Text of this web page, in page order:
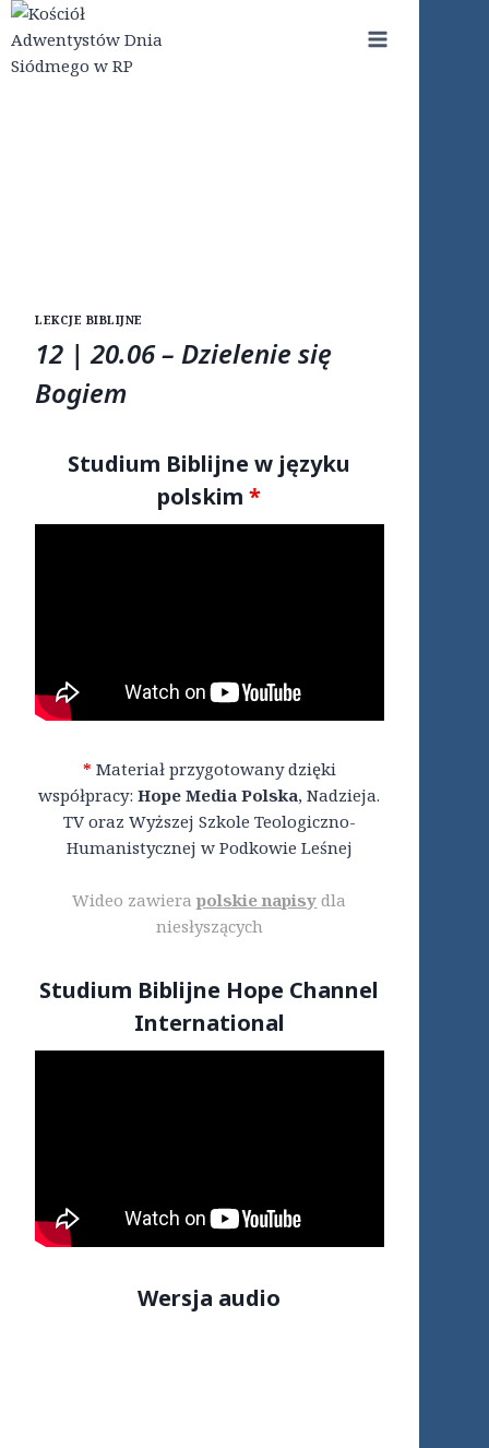
Przejdź
do
treści
LEKCJE BIBLIJNE
12 | 20.06 – Dzielenie się
Bogiem
Studium Biblijne w języku
polskim*
* Materiał przygotowany dzięki
współpracy:Hope Media Polska, Nadzieja.
TV oraz Wyższej Szkole Teologiczno-
Humanistycznej w Podkowie Leśnej
Wideo zawierapolskie napisy dla
niesłyszących
Studium Biblijne Hope Channel
International
Wersja audio